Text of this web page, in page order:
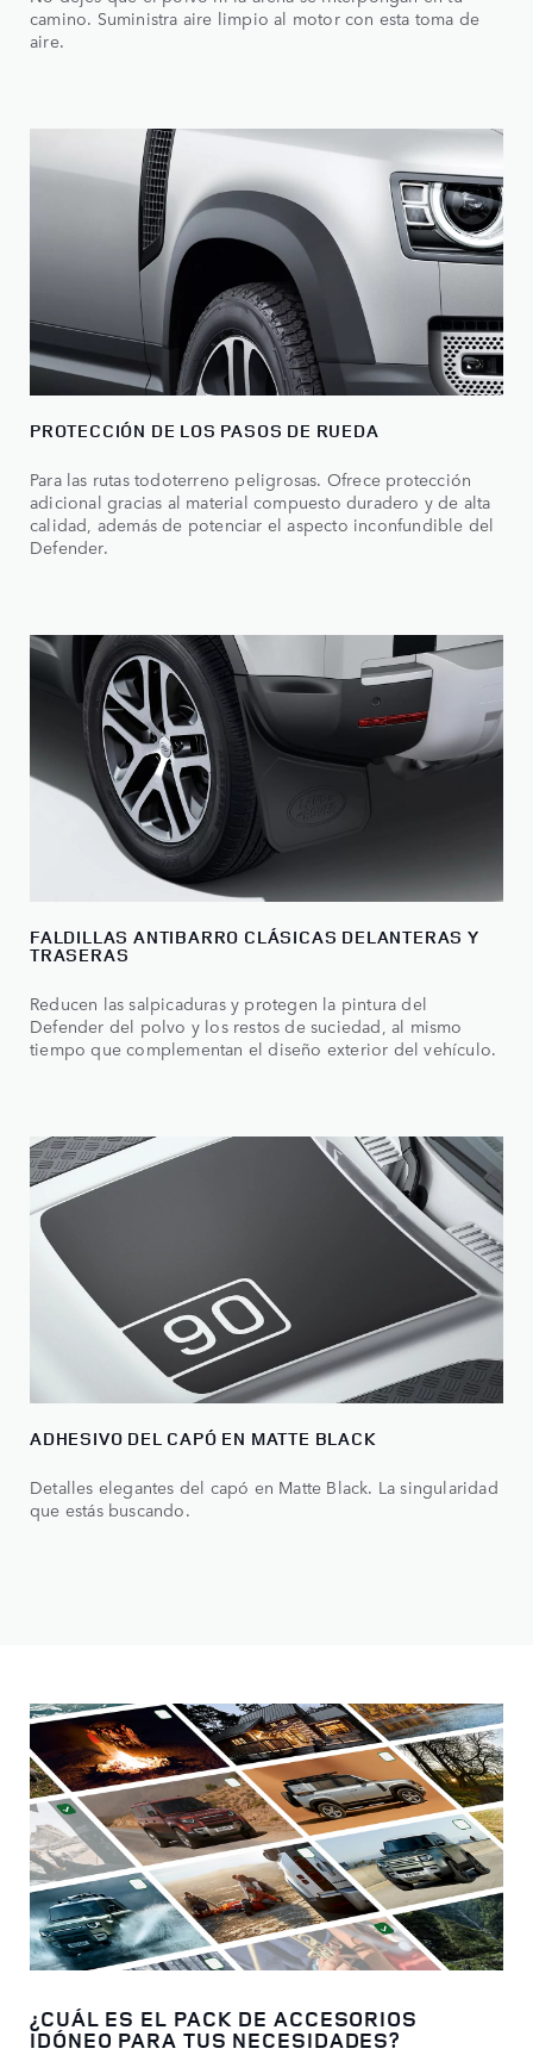
camino. Suministra aire limpio al motor con esta toma de
aire.
PROTECCIÓN DE LOS PASOS DE RUEDA
Para las rutas todoterreno peligrosas. Ofrece protección
adicional gracias al material compuesto duradero y de alta
calidad, además de potenciar el aspecto inconfundible del
Defender.
FALDILLAS ANTIBARRO CLÁSICAS DELANTERAS Y
TRASERAS
Reducen las salpicaduras y protegen la pintura del
Defender del polvo y los restos de suciedad, al mismo
tiempo que complementan el diseño exterior del vehículo.
ADHESIVO DEL CAPÓ EN MATTE BLACK
Detalles elegantes del capó en Matte Black. La singularidad
que estás buscando.
¿CUÁL ES EL PACK DE ACCESORIOS
IDÓNEO PARA TUS NECESIDADES?